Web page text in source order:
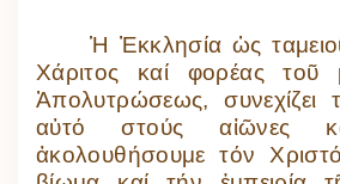
Ἡ Ἐκκλησία ὡς
Χάριτος καί φορέας τοῦ
Ἀπολυτρώσεως, συνεχίζει
αὐτό στούς αἰῶνες
ἀκολουθήσουμε τόν